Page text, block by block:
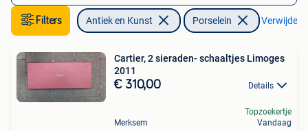
Filters Antiek en Kunst Porselein Verwijder
Cartier, 2 sieraden- schaaltjes Limoges
2011
€ 310,00 Details
Merksem
Topzoekertje
Vandaag